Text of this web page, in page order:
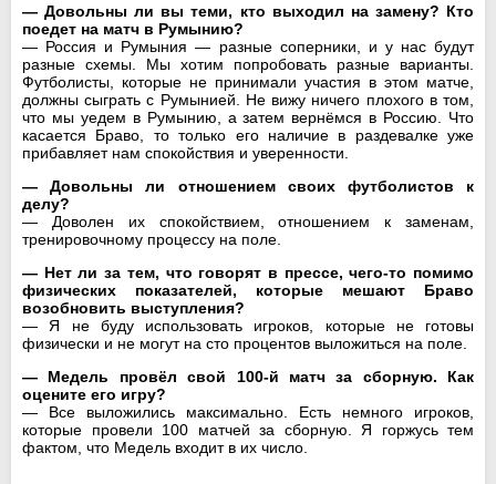
— Довольны ли вы теми, кто выходил на замену? Кто
поедет на матч в Румынию?
— Россия и Румыния — разные соперники, и у нас будут
разные схемы. Мы хотим попробовать разные варианты.
Футболисты, которые не принимали участия в этом матче,
должны сыграть с Румынией. Не вижу ничего плохого в том,
что мы уедем в Румынию, а затем вернёмся в Россию. Что
касается Браво, то только его наличие в раздевалке уже
прибавляет нам спокойствия и уверенности.
— Довольны ли отношением своих футболистов к
делу?
— Доволен их спокойствием, отношением к заменам,
тренировочному процессу на поле.
— Нет ли за тем, что говорят в прессе, чего-то помимо
физических показателей, которые мешают Браво
возобновить выступления?
— Я не буду использовать игроков, которые не готовы
физически и не могут на сто процентов выложиться на поле.
— Медель провёл свой 100-й матч за сборную. Как
оцените его игру?
— Все выложились максимально. Есть немного игроков,
которые провели 100 матчей за сборную. Я горжусь тем
фактом, что Медель входит в их число.